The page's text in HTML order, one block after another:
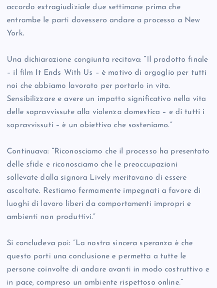
accordo extragiudiziale due settimane prima che
entrambe le parti dovessero andare a processo a New
York.
Una dichiarazione congiunta recitava: “Il prodotto finale
– il film It Ends With Us – è motivo di orgoglio per tutti
noi che abbiamo lavorato per portarlo in vita.
Sensibilizzare e avere un impatto significativo nella vita
delle sopravvissute alla violenza domestica – e di tutti i
sopravvissuti – è un obiettivo che sosteniamo.”
Continuava: “Riconosciamo che il processo ha presentato
delle sfide e riconosciamo che le preoccupazioni
sollevate dalla signora Lively meritavano di essere
ascoltate. Restiamo fermamente impegnati a favore di
luoghi di lavoro liberi da comportamenti impropri e
ambienti non produttivi.”
Si concludeva poi: “La nostra sincera speranza è che
questo porti una conclusione e permetta a tutte le
persone coinvolte di andare avanti in modo costruttivo e
in pace, compreso un ambiente rispettoso online.”